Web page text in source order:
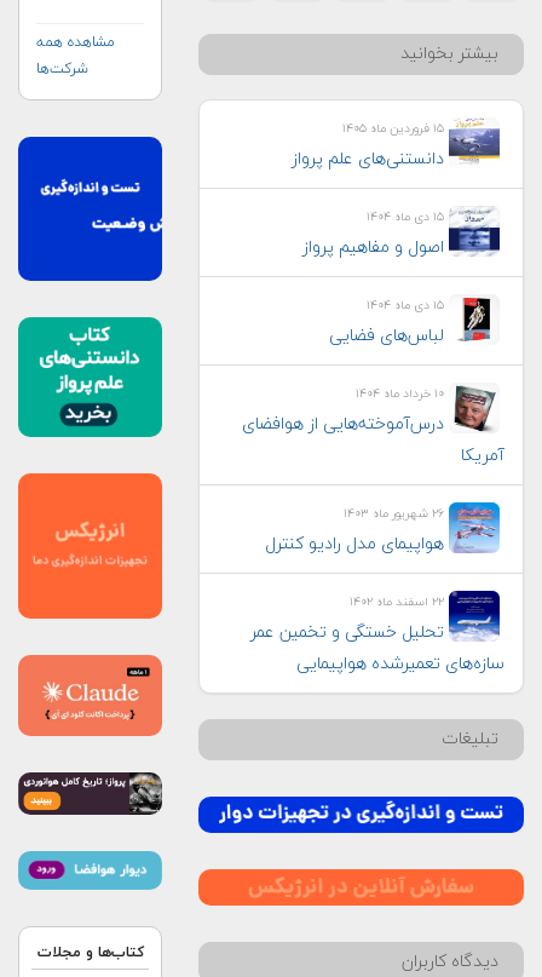
بیشتر بخوانید
۱۵ فروردین ماه ۱۴۰۵
دانستنی‌های علم پرواز
۱۵ دی ماه ۱۴۰۴
اصول و مفاهیم پرواز
۱۵ دی ماه ۱۴۰۴
لباس‌های فضایی
۱۰ خرداد ماه ۱۴۰۴
درس‌آموخته‌هایی از هوافضای
آمریکا
۲۶ شهریور ماه ۱۴۰۳
هواپيمای مدل راديو كنترل
۲۲ اسفند ماه ۱۴۰۲
تحلیل خستگی و تخمین عمر
سازه‌های تعمیرشده هواپیمایی
تبلیغات
دیدگاه کاربران
مشاهده همه
شرکت‌ها
کتاب‌ها و مجلات